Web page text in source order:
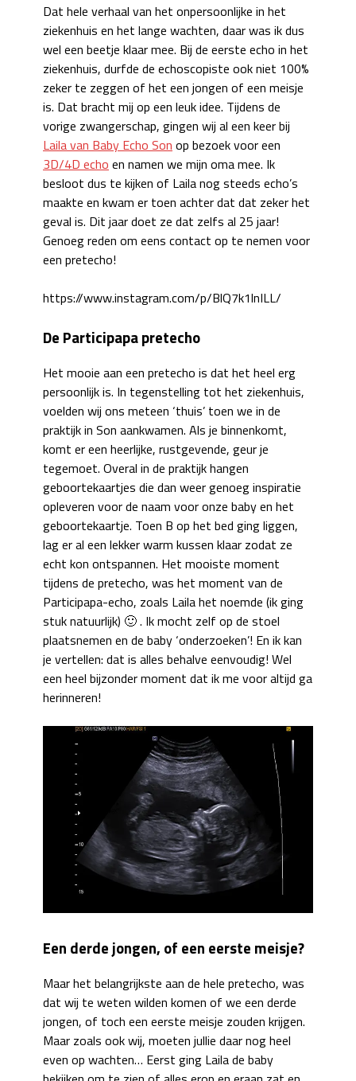
Dat hele verhaal van het onpersoonlijke in het
ziekenhuis en het lange wachten, daar was ik dus
wel een beetje klaar mee. Bij de eerste echo in het
ziekenhuis, durfde de echoscopiste ook niet 100%
zeker te zeggen of het een jongen of een meisje
is. Dat bracht mij op een leuk idee. Tijdens de
vorige zwangerschap, gingen wij al een keer bij
Laila van Baby Echo Son op bezoek voor een
3D/4D echo en namen we mijn oma mee. Ik
besloot dus te kijken of Laila nog steeds echo’s
maakte en kwam er toen achter dat dat zeker het
geval is. Dit jaar doet ze dat zelfs al 25 jaar!
Genoeg reden om eens contact op te nemen voor
een pretecho!
https://www.instagram.com/p/BlQ7k1lnILL/
De Participapa pretecho
Het mooie aan een pretecho is dat het heel erg
persoonlijk is. In tegenstelling tot het ziekenhuis,
voelden wij ons meteen ‘thuis’ toen we in de
praktijk in Son aankwamen. Als je binnenkomt,
komt er een heerlijke, rustgevende, geur je
tegemoet. Overal in de praktijk hangen
geboortekaartjes die dan weer genoeg inspiratie
opleveren voor de naam voor onze baby en het
geboortekaartje. Toen B op het bed ging liggen,
lag er al een lekker warm kussen klaar zodat ze
echt kon ontspannen. Het mooiste moment
tijdens de pretecho, was het moment van de
Participapa-echo, zoals Laila het noemde (ik ging
stuk natuurlijk) 🙂 . Ik mocht zelf op de stoel
plaatsnemen en de baby ‘onderzoeken’! En ik kan
je vertellen: dat is alles behalve eenvoudig! Wel
een heel bijzonder moment dat ik me voor altijd ga
herinneren!
Een derde jongen, of een eerste meisje?
Maar het belangrijkste aan de hele pretecho, was
dat wij te weten wilden komen of we een derde
jongen, of toch een eerste meisje zouden krijgen.
Maar zoals ook wij, moeten jullie daar nog heel
even op wachten… Eerst ging Laila de baby